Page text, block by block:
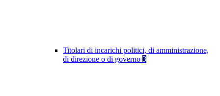
Titolari di incarichi politici, di amministrazione,
di direzione o di governo 3